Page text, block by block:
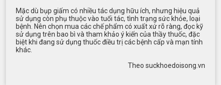
Mặc dù bụp giấm có nhiều tác dụng hữu ích, nhưng hiệu quả
sử dụng còn phụ thuộc vào tuổi tác, tình trạng sức khỏe, loại
bệnh. Nên chọn mua các chế phẩm có xuất xứ rõ ràng, đọc kỹ
sử dụng trên bao bì và tham khảo ý kiến của thầy thuốc, đặc
biệt khi đang sử dụng thuốc điều trị các bệnh cấp và mạn tính
khác.
Theo suckhoedoisong.vn